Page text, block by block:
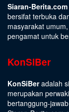
Siaran-Berita.com
bersifat terbuka
masyarakat
pengamat untuk
KonSiBer
KonSiBeradalah
merupakan
bertanggung-